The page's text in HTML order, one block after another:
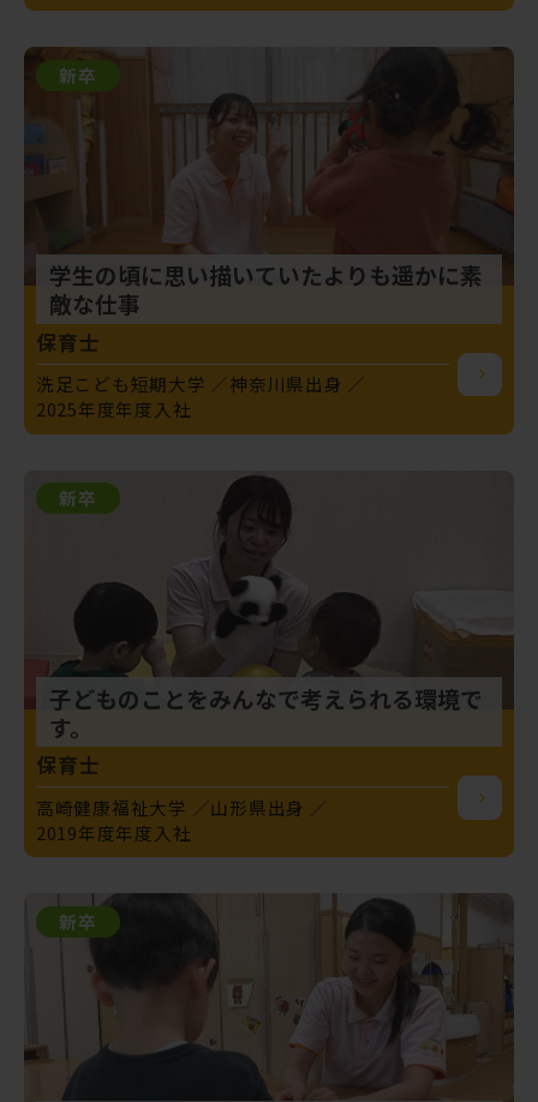
新卒
学生の頃に思い描いていたよりも遥かに素
敵な仕事
保育士
洗足こども短期大学
神奈川県出身
2025年度年度入社
新卒
子どものことをみんなで考えられる環境で
す。
保育士
高崎健康福祉大学
山形県出身
2019年度年度入社
新卒